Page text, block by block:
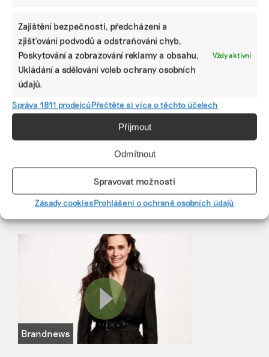
Zajištění bezpečnosti, předcházení a
zjišťování podvodů a odstraňování chyb,
Poskytování a zobrazování reklamy a obsahu,
Ukládání a sdělování voleb ochrany osobních
údajů.
Vždy aktivní
Správa 1811 prodejcůPřečtěte si více o těchto účelech
Příjmout
Odmítnout
Spravovat možnosti
Zásady cookiesProhlášení o ochraně osobních údajů
V těhotenství se barvě na vlasy raději
vyhněte. Je to nejagresivnější kosmetický
přípravek, radí expertka
sprchové gely a šampony. Všechny tyto přípravky běžně
používáme. Všechny přitom obsahují syntetickou, někdy
zdraví nebezpečnou chemii. Proč se nevyplatí spoléhat na
to, že nás regulátoři trhu ochrání?
Irena Buřívalová | 08. srpna 2025 | Životní styl | Domácnost bez
,jak detoxikovat domácnost,přírodní kosmetika